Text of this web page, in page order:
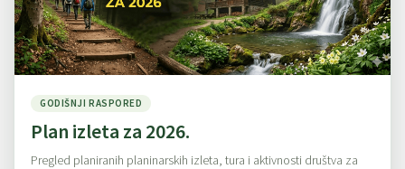
GODIŠNJI RASPORED
Plan izleta za 2026.
Pregled planiranih planinarskih izleta, tura i aktivnosti društva za